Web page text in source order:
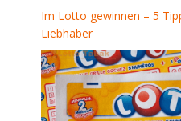
Im Lotto gewinnen – 5
Liebhaber